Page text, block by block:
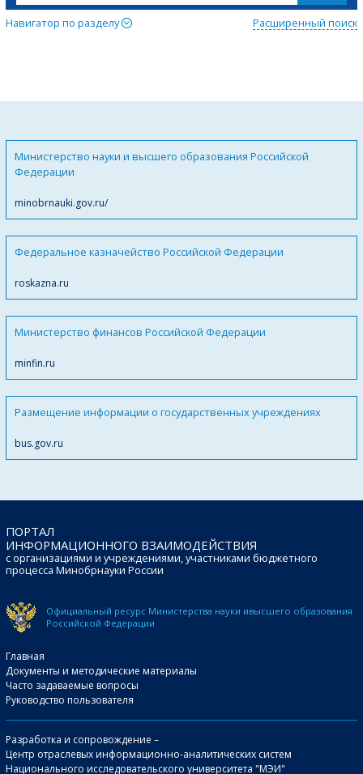
Навигатор по разделу Расширенный поиск
Министерство науки и высшего образования Российской
Федерации
minobrnauki.gov.ru/
Федеральное казначейство Российской Федерации
roskazna.ru
Министерство финансов Российской Федерации
minfin.ru
Размещение информации о государственных учреждениях
bus.gov.ru
ПОРТАЛ
ИНФОРМАЦИОННОГО ВЗАИМОДЕЙСТВИЯ
с организациями и учреждениями, участниками бюджетного
процесса Минобрнауки России
Официальный ресурс Министерства науки ивысшего образования
Российской Федерации
Главная
Документы и методические материалы
Часто задаваемые вопросы
Руководство пользователя
Разработка и сопровождение –
Центр отраслевых информационно-аналитических систем
Национального исследовательского университета "МЭИ"